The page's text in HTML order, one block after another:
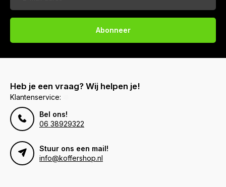
Abonneer
Heb je een vraag? Wij helpen je!
Klantenservice:
Bel ons!
06 38929322
Stuur ons een mail!
info@koffershop.nl